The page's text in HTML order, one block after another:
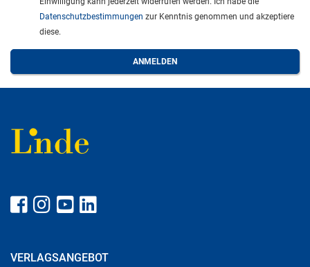
Datenschutzbestimmungen zur Kenntnis genommen und akzeptiere
diese.
VERLAGSANGEBOT